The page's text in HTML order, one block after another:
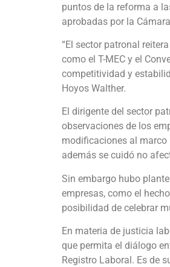
puntos de la reforma a
aprobadas por la
“El sector patronal
como el T-MEC y el
competitividad y
Hoyos Walther.
El dirigente del sector
observaciones de los
modificaciones al
además se cuidó no
Sin embargo hubo
empresas, como el
posibilidad de celebrar
En materia de justicia
que permita el diálogo
Registro Laboral. Es de